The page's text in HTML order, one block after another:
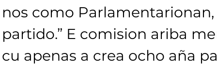
nos como
partido.” E comision ariba
cu apenas a crea ocho aña